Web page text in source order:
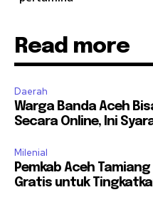
Read more
Daerah
Warga Banda Aceh
Secara Online, Ini
Milenial
Pemkab Aceh
Gratis untuk